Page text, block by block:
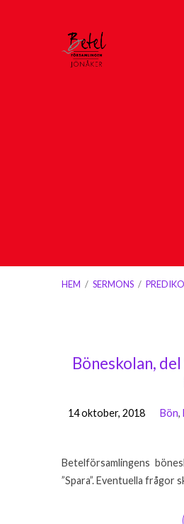
HEM / SERMONS /
2018
3)
Böneskolan,
14 oktober, 2018 Bön,
Betelförsamlingens
”Spara”. Eventuella